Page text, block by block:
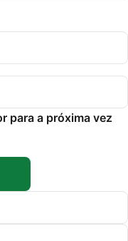
para a próxima vez